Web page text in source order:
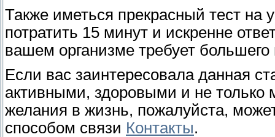
Также иметься прекрасный тест на
потратить 15 минут и искренне
вашем организме требует
Если вас заинтересовала данная
активными, здоровыми и не только
желания в жизнь, пожалуйста,
способом связи Контакты.